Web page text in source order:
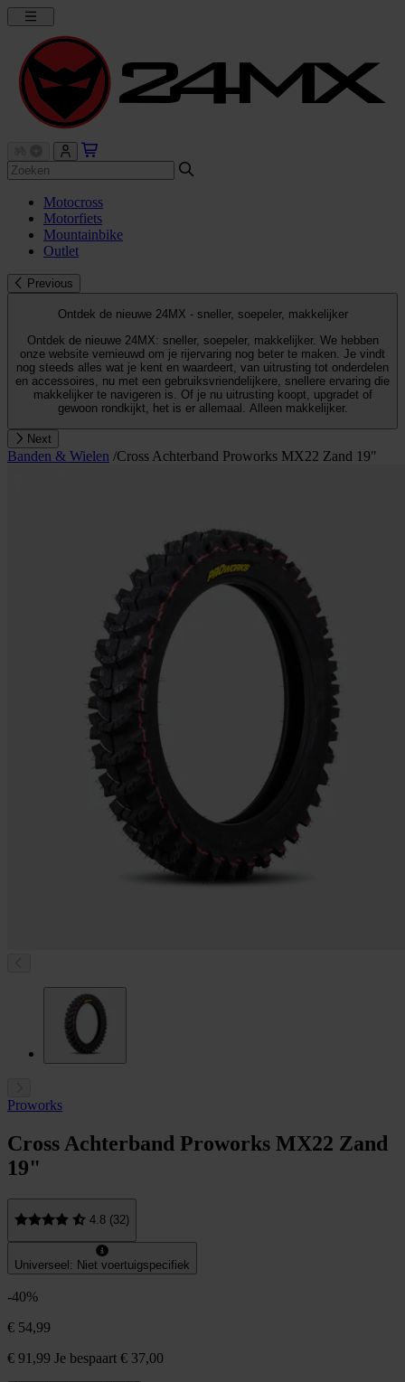
Motocross
Motorfiets
Mountainbike
Outlet
Previous
Ontdek de nieuwe 24MX - sneller, soepeler, makkelijker
Ontdek de nieuwe 24MX: sneller, soepeler, makkelijker. We hebben
onze website vernieuwd om je rijervaring nog beter te maken. Je vindt
nog steeds alles wat je kent en waardeert, van uitrusting tot onderdelen
en accessoires, nu met een gebruiksvriendelijkere, snellere ervaring die
makkelijker te navigeren is. Of je nu uitrusting koopt, upgradet of
gewoon rondkijkt, het is er allemaal. Alleen makkelijker.
Next
Banden & Wielen /Cross Achterband Proworks MX22 Zand 19"
Proworks
Cross Achterband Proworks MX22 Zand
19"
4.8 (32)
Universeel: Niet voertuigspecifiek
-40%
€ 54,99
€ 91,99 Je bespaart € 37,00